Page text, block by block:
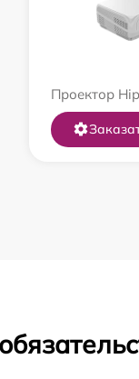
Проектор